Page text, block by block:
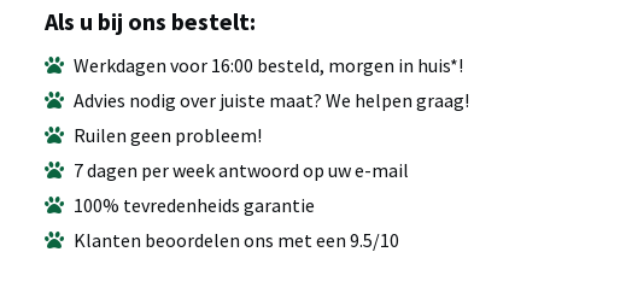
Als u bij ons bestelt:
Werkdagen voor 16:00 besteld, morgen in huis*!
Advies nodig over juiste maat? We helpen graag!
Ruilen geen probleem!
7 dagen per week antwoord op uw e-mail
100% tevredenheids garantie
Klanten beoordelen ons met een 9.5/10